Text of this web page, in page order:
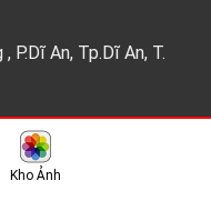
Kho Ảnh
P.Dĩ An, Tp.Dĩ An, T.